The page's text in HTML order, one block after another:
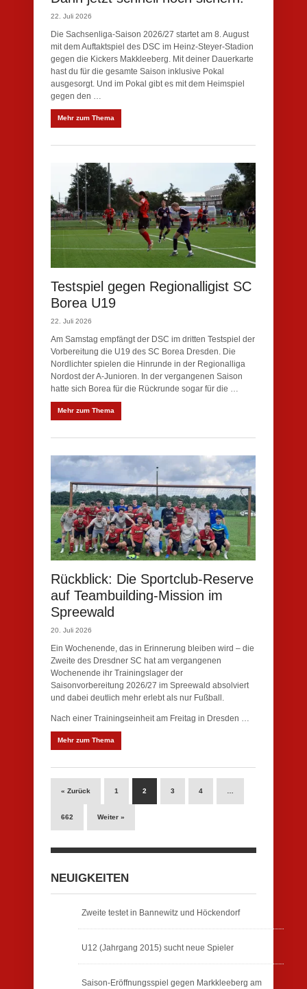
22. Juli 2026
Die Sachsenliga-Saison 2026/27 startet am 8. August
mit dem Auftaktspiel des DSC im Heinz-Steyer-Stadion
gegen die Kickers Makkleeberg. Mit deiner Dauerkarte
hast du für die gesamte Saison inklusive Pokal
ausgesorgt. Und im Pokal gibt es mit dem Heimspiel
gegen den …
Mehr zum Thema
Testspiel gegen Regionalligist SC
Borea U19
22. Juli 2026
Am Samstag empfängt der DSC im dritten Testspiel der
Vorbereitung die U19 des SC Borea Dresden. Die
Nordlichter spielen die Hinrunde in der Regionalliga
Nordost der A-Junioren. In der vergangenen Saison
hatte sich Borea für die Rückrunde sogar für die …
Mehr zum Thema
Rückblick: Die Sportclub-Reserve
auf Teambuilding-Mission im
Spreewald
20. Juli 2026
Ein Wochenende, das in Erinnerung bleiben wird – die
Zweite des Dresdner SC hat am vergangenen
Wochenende ihr Trainingslager der
Saisonvorbereitung 2026/27 im Spreewald absolviert
und dabei deutlich mehr erlebt als nur Fußball.
Nach einer Trainingseinheit am Freitag in Dresden …
Mehr zum Thema
« Zurück 1 2 3 4 …
662 Weiter »
NEUIGKEITEN
Zweite testet in Bannewitz und Höckendorf
U12 (Jahrgang 2015) sucht neue Spieler
Saison-Eröffnungsspiel gegen Markkleeberg am